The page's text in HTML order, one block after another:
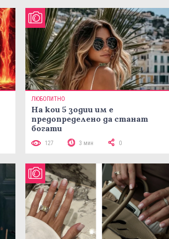
ЛЮБОПИТНО
На кои 5 зодии им е
предопределено да станат
богати
127 3 мин 0